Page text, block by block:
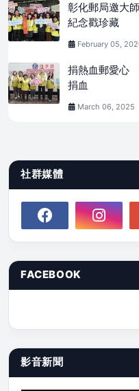
彰化郵局邀大
紀念戳珍藏
February 05,
捐熱血郵愛心
捐血
March 06, 2025
社群媒體
FACEBOOK
影音新聞